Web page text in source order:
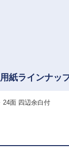
用紙ラインナッ
24面 四辺余白付